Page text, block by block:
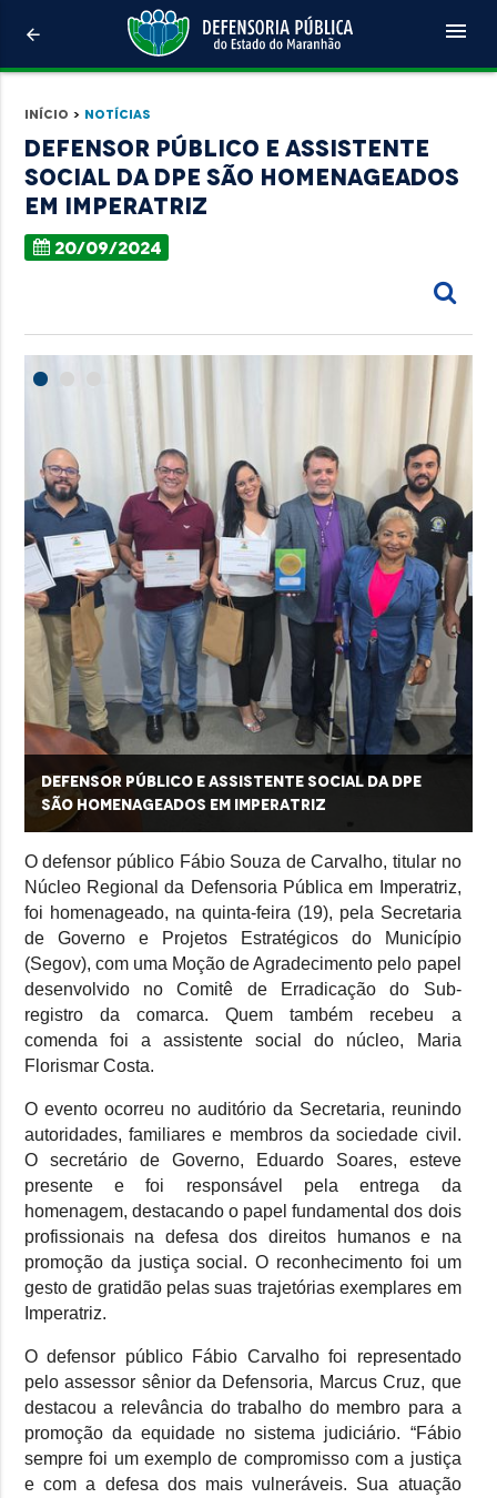
arrow_back menu
Início > Notícias
Defensor público e assistente
social da DPE são homenageados
em Imperatriz
20/09/2024
Defensor público e assistente social da DPE
são homenageados em Imperatriz
O defensor público Fábio Souza de Carvalho, titular no
Núcleo Regional da Defensoria Pública em Imperatriz,
foi homenageado, na quinta-feira (19), pela Secretaria
de Governo e Projetos Estratégicos do Município
(Segov), com uma Moção de Agradecimento pelo papel
desenvolvido no Comitê de Erradicação do Sub-
registro da comarca. Quem também recebeu a
comenda foi a assistente social do núcleo, Maria
Florismar Costa.
O evento ocorreu no auditório da Secretaria, reunindo
autoridades, familiares e membros da sociedade civil.
O secretário de Governo, Eduardo Soares, esteve
presente e foi responsável pela entrega da
homenagem, destacando o papel fundamental dos dois
profissionais na defesa dos direitos humanos e na
promoção da justiça social. O reconhecimento foi um
gesto de gratidão pelas suas trajetórias exemplares em
Imperatriz.
O defensor público Fábio Carvalho foi representado
pelo assessor sênior da Defensoria, Marcus Cruz, que
destacou a relevância do trabalho do membro para a
promoção da equidade no sistema judiciário. “Fábio
sempre foi um exemplo de compromisso com a justiça
e com a defesa dos mais vulneráveis. Sua atuação